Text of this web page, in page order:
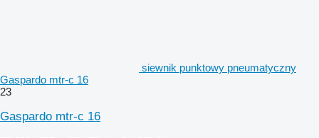
siewnik punktowy pneumatyczny
Gaspardo mtr-c 16
23
Gaspardo mtr-c 16